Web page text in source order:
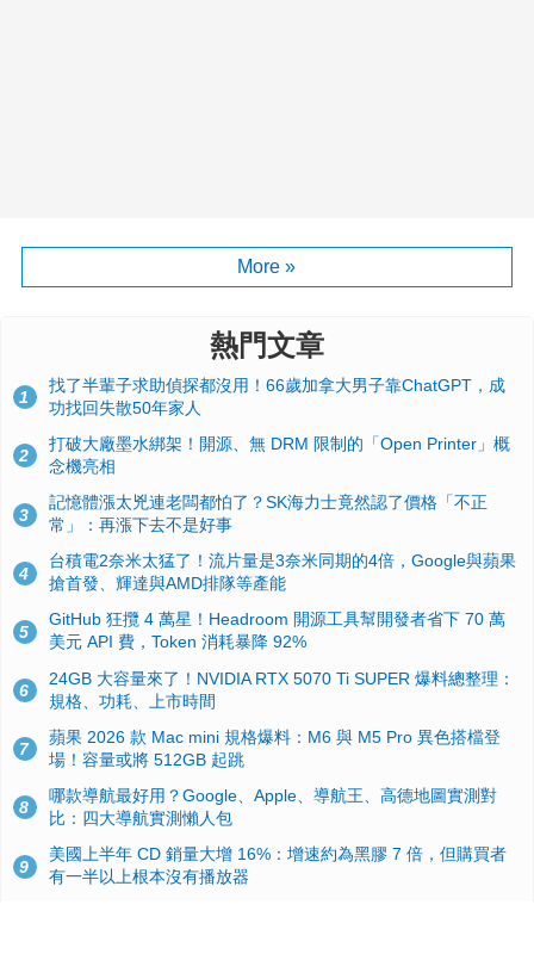
More »
熱門文章
1
找了半輩子求助偵探都沒用！66歲加拿大男子靠ChatGPT，成
功找回失散50年家人
2
打破大廠墨水綁架！開源、無 DRM 限制的「Open Printer」概
念機亮相
3
記憶體漲太兇連老闆都怕了？SK海力士竟然認了價格「不正
常」：再漲下去不是好事
4
台積電2奈米太猛了！流片量是3奈米同期的4倍，Google與蘋果
搶首發、輝達與AMD排隊等產能
5
GitHub 狂攬 4 萬星！Headroom 開源工具幫開發者省下 70 萬
美元 API 費，Token 消耗暴降 92%
6
24GB 大容量來了！NVIDIA RTX 5070 Ti SUPER 爆料總整理：
規格、功耗、上市時間
7
蘋果 2026 款 Mac mini 規格爆料：M6 與 M5 Pro 異色搭檔登
場！容量或將 512GB 起跳
8
哪款導航最好用？Google、Apple、導航王、高德地圖實測對
比：四大導航實測懶人包
9
美國上半年 CD 銷量大增 16%：增速約為黑膠 7 倍，但購買者
有一半以上根本沒有播放器